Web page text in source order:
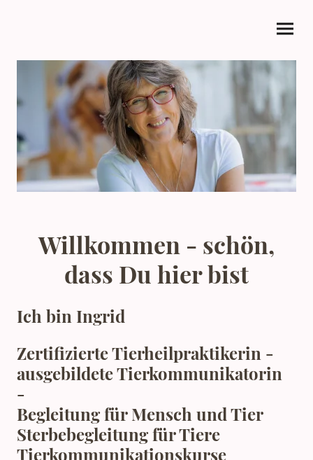
Willkommen - schön,
dass Du hier bist
Ich bin Ingrid
Zertifizierte Tierheilpraktikerin -
ausgebildete Tierkommunikatorin
-
Begleitung für Mensch und Tier
Sterbebegleitung für Tiere
Tierkommunikationskurse